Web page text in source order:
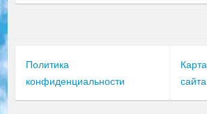
Политика
конфиденциальности
Карта
сайта